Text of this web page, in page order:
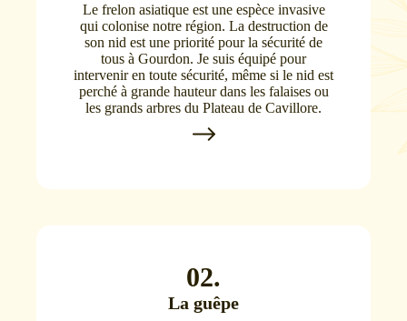
Le frelon asiatique est une espèce invasive
qui colonise notre région. La destruction de
son nid est une priorité pour la sécurité de
tous à Gourdon. Je suis équipé pour
intervenir en toute sécurité, même si le nid est
perché à grande hauteur dans les falaises ou
les grands arbres du Plateau de Cavillore.
02.
La guêpe